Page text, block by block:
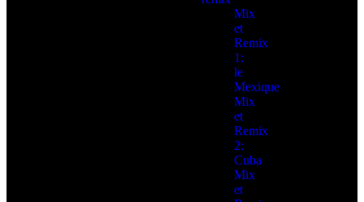
Mix
et
Remix
1:
le
Mexique
Mix
et
Remix
2:
Cuba
Mix
et